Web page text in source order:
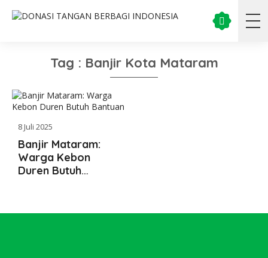
Tag : Banjir Kota Mataram
8 Juli 2025
Banjir Mataram:
Warga Kebon
Duren Butuh